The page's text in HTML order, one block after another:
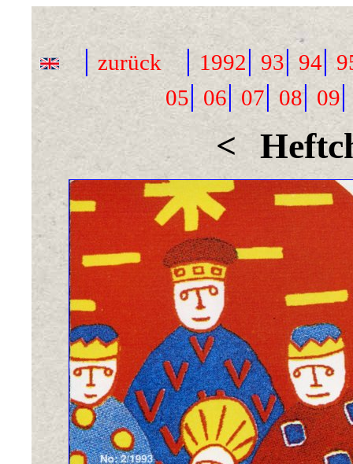
| zurück| 1992| 93| 94|
05|06|07| 08| 09
<